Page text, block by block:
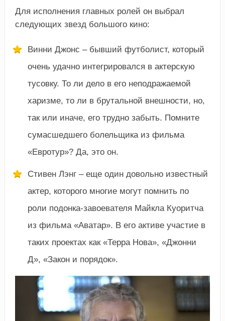
Для исполнения главных ролей он выбрал
следующих звезд большого кино:
Винни Джонс – бывший футболист, который
очень удачно интегрировался в актерскую
тусовку. То ли дело в его неподражаемой
харизме, то ли в брутальной внешности, но,
так или иначе, его трудно забыть. Помните
сумасшедшего болельщика из фильма
«Евротур»? Да, это он.
Стивен Лэнг – еще один довольно известный
актер, которого многие могут помнить по
роли подонка-завоевателя Майкла Куоритча
из фильма «Аватар». В его активе участие в
таких проектах как «Терра Нова», «Джонни
Д», «Закон и порядок».